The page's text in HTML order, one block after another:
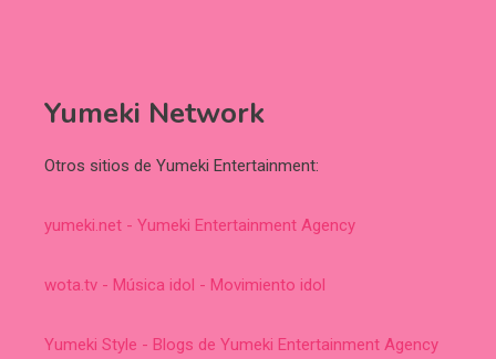
Yumeki Network
Otros sitios de Yumeki Entertainment:
yumeki.net - Yumeki Entertainment Agency
wota.tv - Música idol - Movimiento idol
Yumeki Style - Blogs de Yumeki Entertainment Agency